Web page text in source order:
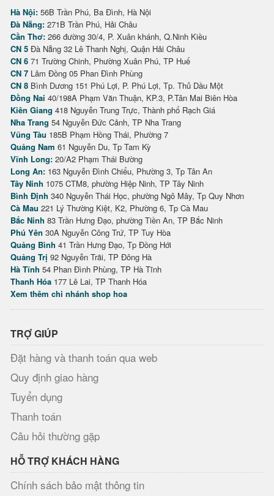
Hà Nội: 56B Trần Phú, Ba Đình, Hà Nội
Đà Nẵng: 271B Trần Phú, Hải Châu
Cần Thơ: 266 đường 30/4, P. Xuân khánh, Q.Ninh Kiều
CN 5 Đà Nẵng 32 Lê Thanh Nghị, Quận Hải Châu
CN 6 71 Trường Chinh, Phường Xuân Phú, TP Huế
CN 7 Lâm Đồng 05 Phan Đình Phùng
CN 8 Bình Dương 151 Phú Lợi, P. Phú Lợi, Tp. Thủ Dầu Một
Đồng Nai 40/198A Phạm Văn Thuận, KP.3, P.Tân Mai Biên Hòa
Kiên Giang 418 Nguyễn Trung Trực, Thành phố Rạch Giá
Nha Trang 54 Nguyễn Đức Cảnh, TP Nha Trang
Vũng Tàu 185B Phạm Hồng Thái, Phường 7
Quảng Nam 61 Nguyễn Du, Tp Tam Kỳ
Vĩnh Long: 20/A2 Phạm Thái Bường
Long An: 163 Nguyễn Đình Chiểu, Phường 3, Tp Tân An
Tây Ninh 1075 CTM8, phường Hiệp Ninh, TP Tây Ninh
Bình Định 340 Nguyễn Thái Học, phường Ngô Mây, Tp Quy Nhơn
Cà Mau 221 Lý Thường Kiệt, K2, Phường 6, Tp Cà Mau
Bắc Ninh 83 Trần Hưng Đạo, phường Tiền An, TP Bắc Ninh
Phú Yên 30A Nguyễn Công Trứ, TP Tuy Hòa
Quảng Bình 41 Trần Hưng Đạo, Tp Đồng Hới
Quảng Trị 92 Nguyễn Trãi, TP Đông Hà
Hà Tĩnh 54 Phan Đình Phùng, TP Hà Tĩnh
Thanh Hóa 177 Lê Lai, TP Thanh Hóa
Xem thêm chi nhánh shop hoa
TRỢ GIÚP
Đặt hàng và thanh toán qua web
Quy định giao hàng
Tuyển dụng
Thanh toán
Câu hỏi thường gặp
HỖ TRỢ KHÁCH HÀNG
Chính sách bảo mật thông tin